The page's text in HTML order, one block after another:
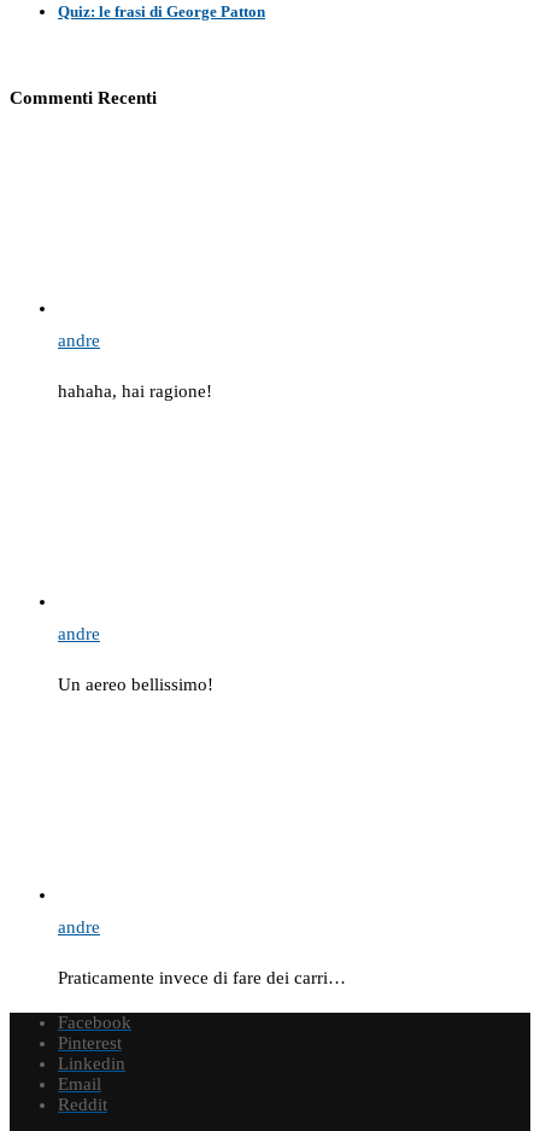
Quiz: le frasi di George Patton
Commenti Recenti
andre
hahaha, hai ragione!
andre
Un aereo bellissimo!
andre
Praticamente invece di fare dei carri…
Facebook
Pinterest
Linkedin
Email
Reddit